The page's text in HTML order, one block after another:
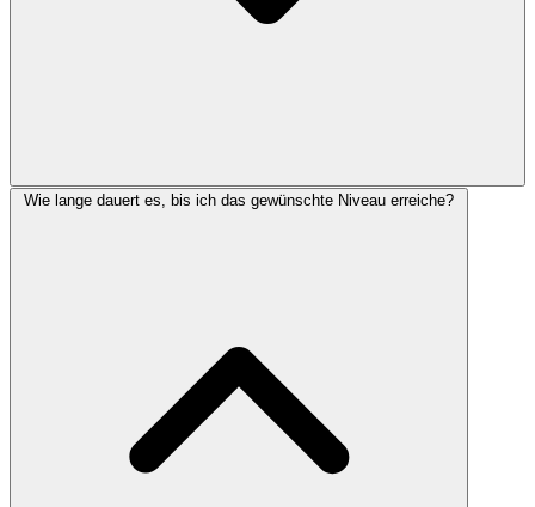
Wie lange dauert es, bis ich das gewünschte Niveau erreiche?